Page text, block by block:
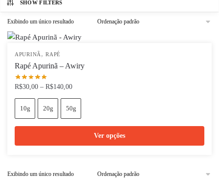
SHOW FILTERS
Exibindo um único resultado
APURINÃ ,RAPÉ
Rapé Apurinã – Awiry
R$30,00 – R$140,00Faixa
de
preço:
R$30,00
R$140,00
10g 20g 50g
Ver opções
tem
Exibindo um único resultado